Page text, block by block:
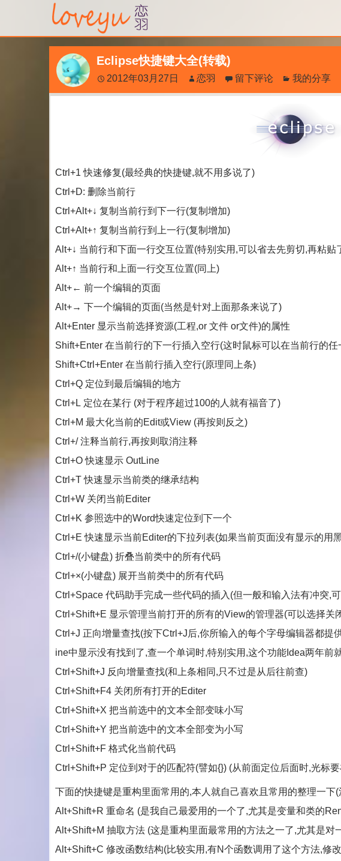
Eclipse快捷键大全(转载)
2012年03月27日 恋羽 留下评论 我的分享
Ctrl+1 快速修复(最经典的快捷键,就不用多说了)
Ctrl+D: 删除当前行
Ctrl+Alt+↓ 复制当前行到下一行(复制增加)
Ctrl+Alt+↑ 复制当前行到上一行(复制增加)
Alt+↓ 当前行和下面一行交互位置(特别实用,可以省去先剪切,再粘贴
Alt+↑ 当前行和上面一行交互位置(同上)
Alt+← 前一个编辑的页面
Alt+→ 下一个编辑的页面(当然是针对上面那条来说了)
Alt+Enter 显示当前选择资源(工程,or 文件 or文件)的属性
Shift+Enter 在当前行的下一行插入空行(这时鼠标可以在当前行的
Shift+Ctrl+Enter 在当前行插入空行(原理同上条)
Ctrl+Q 定位到最后编辑的地方
Ctrl+L 定位在某行 (对于程序超过100的人就有福音了)
Ctrl+M 最大化当前的Edit或View (再按则反之)
Ctrl+/ 注释当前行,再按则取消注释
Ctrl+O 快速显示 OutLine
Ctrl+T 快速显示当前类的继承结构
Ctrl+W 关闭当前Editer
Ctrl+K 参照选中的Word快速定位到下一个
Ctrl+E 快速显示当前Editer的下拉列表(如果当前页面没有显示的用
Ctrl+/(小键盘) 折叠当前类中的所有代码
Ctrl+×(小键盘) 展开当前类中的所有代码
Ctrl+Space 代码助手完成一些代码的插入(但一般和输入法有冲突,
Ctrl+Shift+E 显示管理当前打开的所有的View的管理器(可以选择关
Ctrl+J 正向增量查找(按下Ctrl+J后,你所输入的每个字母编辑器都提
ine中显示没有找到了,查一个单词时,特别实用,这个功能Idea两年前
Ctrl+Shift+J 反向增量查找(和上条相同,只不过是从后往前查)
Ctrl+Shift+F4 关闭所有打开的Editer
Ctrl+Shift+X 把当前选中的文本全部变味小写
Ctrl+Shift+Y 把当前选中的文本全部变为小写
Ctrl+Shift+F 格式化当前代码
Ctrl+Shift+P 定位到对于的匹配符(譬如{}) (从前面定位后面时,光标
下面的快捷键是重构里面常用的,本人就自己喜欢且常用的整理一
Alt+Shift+R 重命名 (是我自己最爱用的一个了,尤其是变量和类的
Alt+Shift+M 抽取方法 (这是重构里面最常用的方法之一了,尤其是对
Alt+Shift+C 修改函数结构(比较实用,有N个函数调用了这个方法,修